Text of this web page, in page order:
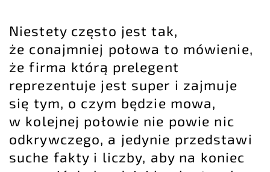
Niestety często jest tak,
że conajmniej połowa to mówienie,
że firma którą prelegent
reprezentuje jest super i zajmuje
się tym, o czym będzie mowa,
w kolejnej połowie nie powie nic
odkrywczego, a jedynie przedstawi
suche fakty i liczby, aby na koniec